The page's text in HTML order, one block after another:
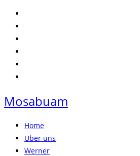
Zum
Inhalt
springen
Mosabuam
Home
Über uns
Werner